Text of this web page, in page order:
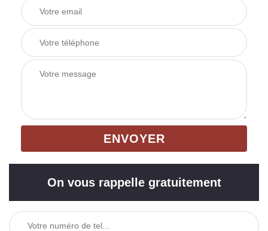
On vous rappelle gratuitement